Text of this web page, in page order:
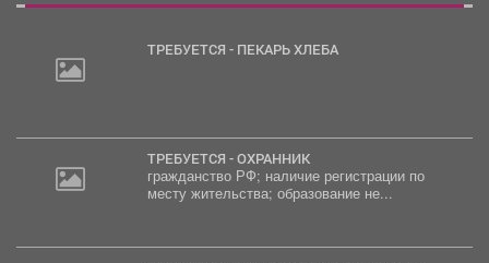
ТРЕБУЕТСЯ - ПЕКАРЬ ХЛЕБА
ТРЕБУЕТСЯ - ОХРАННИК
гражданство РФ; наличие регистрации по
месту жительства; образование не...